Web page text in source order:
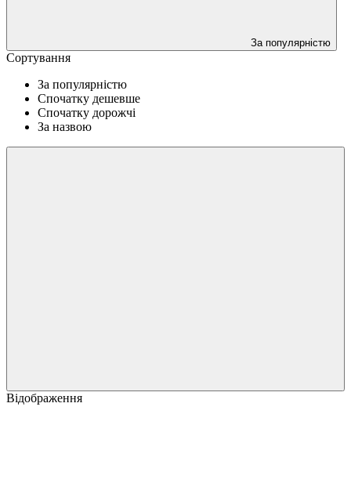
За популярністю
Сортування
За популярністю
Спочатку дешевше
Спочатку дорожчі
За назвою
Відображення